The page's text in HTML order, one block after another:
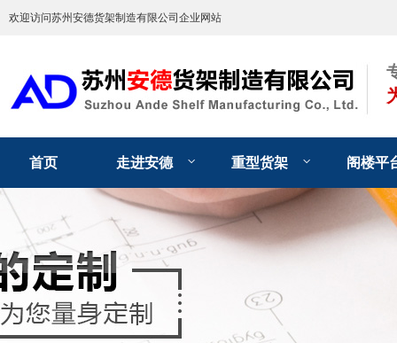
欢迎访问苏州安德货架制造有限公司企业网站
首页 走进安德 重型货架 阁楼平